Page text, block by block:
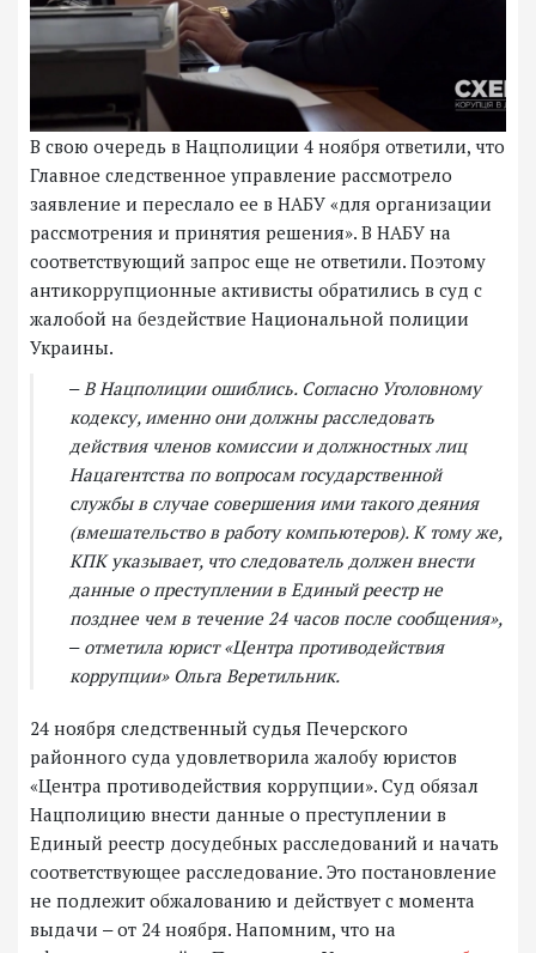
В свою очередь в Нацполиции 4 ноября ответили, что
Главное следственное управление рассмотрело
заявление и переслало ее в НАБУ «для организации
рассмотрения и принятия решения». В НАБУ на
соответствующий запрос еще не ответили. Поэтому
антикоррупционные активисты обратились в суд с
жалобой на бездействие Национальной полиции
Украины.
‒ В Нацполиции ошиблись. Согласно Уголовному
кодексу, именно они должны расследовать
действия членов комиссии и должностных лиц
Нацагентства по вопросам государственной
службы в случае совершения ими такого деяния
(вмешательство в работу компьютеров). К тому же,
КПК указывает, что следователь должен внести
данные о преступлении в Единый реестр не
позднее чем в течение 24 часов после сообщения»,
‒ отметила юрист «Центра противодействия
коррупции» Ольга Веретильник.
24 ноября следственный судья Печерского
районного суда удовлетворила жалобу юристов
«Центра противодействия коррупции». Суд обязал
Нацполицию внести данные о преступлении в
Единый реестр досудебных расследований и начать
соответствующее расследование. Это постановление
не подлежит обжалованию и действует с момента
выдачи ‒ от 24 ноября. Напомним, что на